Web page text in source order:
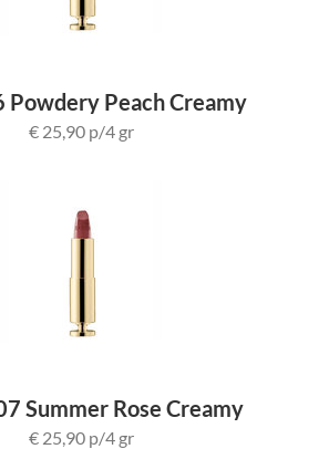
Powdery Peach Creamy
Lippenstift
€ 25,90 p/4 gr
Summer Rose Creamy
Lippenstift
€ 25,90 p/4 gr